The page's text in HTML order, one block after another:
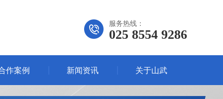
服务热线：
025 8554 9286
作案例 新闻资讯 关于山武